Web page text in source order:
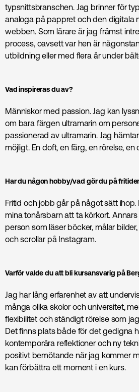
typsnittsbranschen. Jag brinner för
analoga på pappret och den digitala
webben. Som lärare är jag främst
process, oavsett var hen är
utbildning eller med flera år under
Vad inspireras du av?
Människor med passion. Jag kan
om bara färgen ultramarin om
passionerad av ultramarin. Jag
möjligt. En doft, en färg, en rörelse, en
Har du någon hobby/vad gör du på
Fritid och jobb går på något sätt ihop.
mina tonårsbarn att ta körkort.
person som läser böcker, målar
och scrollar på Instagram.
Varför valde du att bli kursansvarig på
Jag har lång erfarenhet av att
många olika skolor och universitet,
flexibilitet och ständigt rörelse som
Det finns plats både för det gedigna
kontemporära reflektioner och ny
positivt bemötande när jag kommer
kan förbättra ett moment i en kurs.